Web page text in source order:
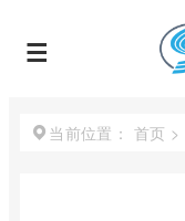
当前位置： 首页 >